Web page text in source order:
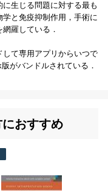
生じる問題に対する最も
と免疫抑制作用，手術に
羅している．
て専用アプリからいつで
がバンドルされている．
おすすめ